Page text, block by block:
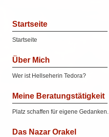
Startseite
Startseite
Über Mich
Wer ist Hellseherin Tedora?
Meine Beratungstätigkeit
Platz schaffen für eigene Gedanken.
Das Nazar Orakel